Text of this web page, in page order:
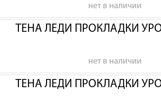
нет в наличии
ТЕНА ЛЕДИ ПРОКЛАДКИ
нет в наличии
ТЕНА ЛЕДИ ПРОКЛАДКИ